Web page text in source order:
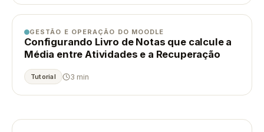
GESTÃO E OPERAÇÃO DO MOODLE
Configurando Livro de Notas que calcule a
Média entre Atividades e a Recuperação
Tutorial 3 min